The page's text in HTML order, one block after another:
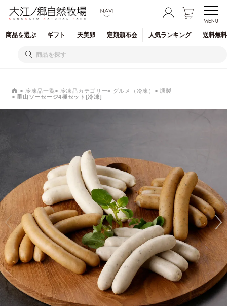
商品を選ぶ ギフト 天美卵 定期頒布会 人気ランキング 送料無
冷凍品一覧 冷凍品カテゴリー グルメ（冷凍）
燻製
里山ソーセージ4種セット[冷凍]